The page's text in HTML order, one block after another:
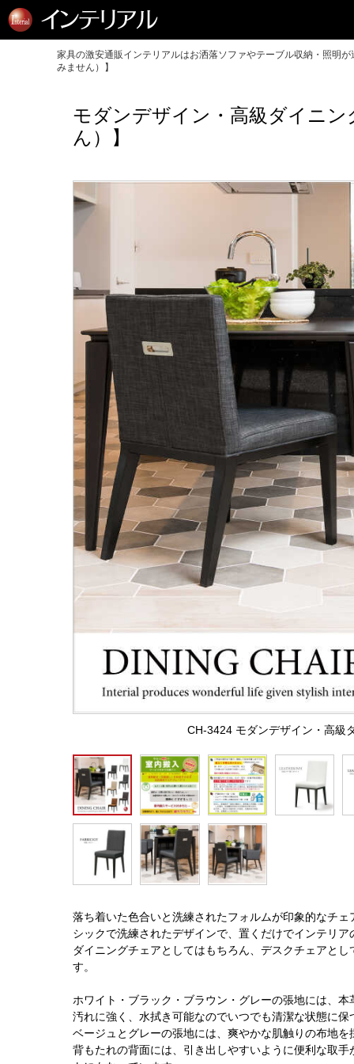
家具の激安通販インテリアルはお洒落ソファやテーブル収納・照明が
みません）】
モダンデザイン・高級ダイニ
ん）】
CH-3424 モダンデザイン・高級
落ち着いた色合いと洗練されたフォルムが印象的なチェ
シックで洗練されたデザインで、置くだけでインテリ
ダイニングチェアとしてはもちろん、デスクチェアと
す。
ホワイト・ブラック・ブラウン・グレーの張地には、
汚れに強く、水拭き可能なのでいつでも清潔な状態に保
ベージュとグレーの張地には、爽やかな肌触りの布地を
背もたれの背面には、引き出しやすいように便利な取